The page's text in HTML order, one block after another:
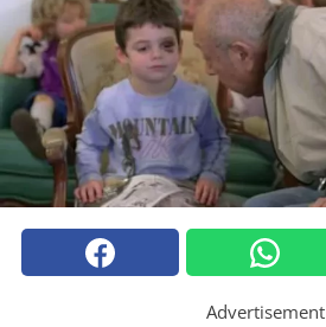
Advertisement